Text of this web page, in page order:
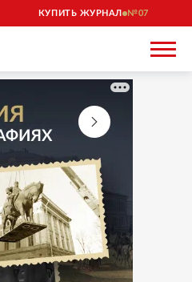
КУПИТЬ ЖУРНАЛ 07